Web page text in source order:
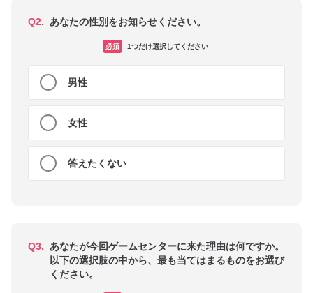
Q2. あなたの性別をお知らせください。
必須 1つだけ選択してください
男性
女性
答えたくない
Q3.
あなたが今回ゲームセンターに来た理由は何ですか。
以下の選択肢の中から、最も当てはまるものをお選び
ください。